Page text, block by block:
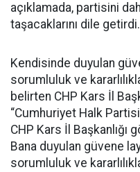
açıklamada, partisini
taşacaklarını dile getirdi.
Kendisinde duyulan
sorumluluk ve
belirten CHP Kars İl
“Cumhuriyet Halk
CHP Kars İl Başkanlığı
Bana duyulan güvene
sorumluluk ve